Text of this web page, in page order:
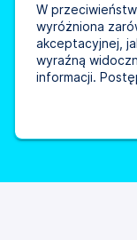
W
wyróżniona
akceptacyjnej,
wyraźną
informacji.